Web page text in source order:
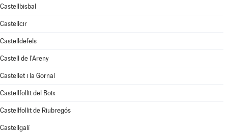
Castellbisbal
Castellcir
Castelldefels
Castell de l'Areny
Castellet i la Gornal
Castellfollit del Boix
Castellfollit de Riubregós
Castellgalí